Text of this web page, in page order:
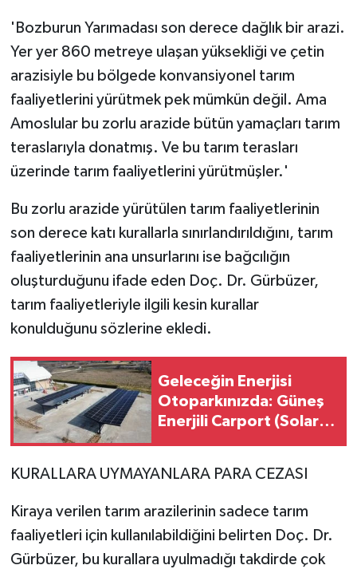
'Bozburun Yarımadası son derece dağlık bir arazi.
Yer yer 860 metreye ulaşan yüksekliği ve çetin
arazisiyle bu bölgede konvansiyonel tarım
faaliyetlerini yürütmek pek mümkün değil. Ama
Amoslular bu zorlu arazide bütün yamaçları tarım
teraslarıyla donatmış. Ve bu tarım terasları
üzerinde tarım faaliyetlerini yürütmüşler.'
Bu zorlu arazide yürütülen tarım faaliyetlerinin
son derece katı kurallarla sınırlandırıldığını, tarım
faaliyetlerinin ana unsurlarını ise bağcılığın
oluşturduğunu ifade eden Doç. Dr. Gürbüzer,
tarım faaliyetleriyle ilgili kesin kurallar
konulduğunu sözlerine ekledi.
Geleceğin Enerjisi
Otoparkınızda: Güneş
Enerjili Carport (Solar
KURALLARA UYMAYANLARA PARA CEZASI
Kiraya verilen tarım arazilerinin sadece tarım
faaliyetleri için kullanılabildiğini belirten Doç. Dr.
Gürbüzer, bu kurallara uyulmadığı takdirde çok